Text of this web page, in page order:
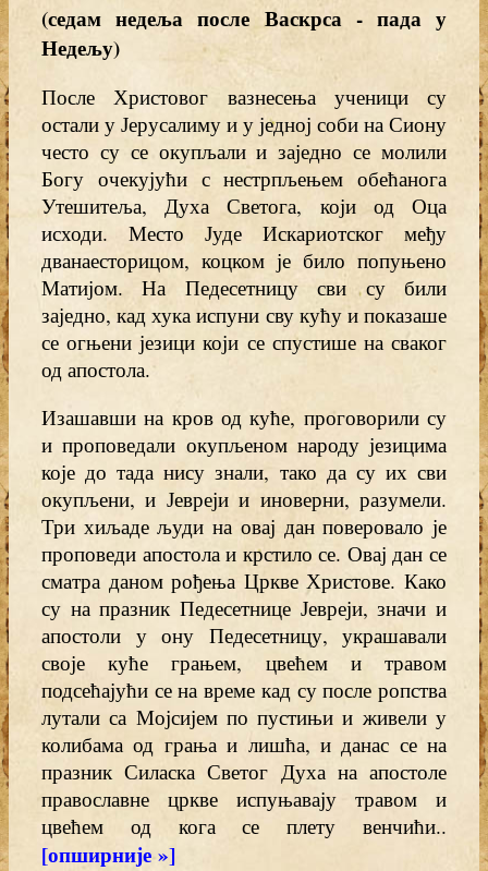
(седам недеља после Васкрса - пада у
Недељу)
После Христовог вазнесења ученици су
остали у Јерусалиму и у једној соби на Сиону
често су се окупљали и заједно се молили
Богу очекујући с нестрпљењем обећанога
Утешитеља, Духа Светога, који од Оца
исходи. Место Јуде Искариотског међу
дванаесторицом, коцком је било попуњено
Матијом. На Педесетницу сви су били
заједно, кад хука испуни сву кућу и показаше
се огњени језици који се спустише на сваког
од апостола.
Изашавши на кров од куће, проговорили су
и проповедали окупљеном народу језицима
које до тада нису знали, тако да су их сви
окупљени, и Јевреји и иноверни, разумели.
Три хиљаде људи на овај дан поверовало је
проповеди апостола и крстило се. Овај дан се
сматра даном рођења Цркве Христове. Како
су на празник Педесетнице Јевреји, значи и
апостоли у ону Педесетницу, украшавали
своје куће грањем, цвећем и травом
подсећајући се на време кад су после ропства
лутали са Мојсијем по пустињи и живели у
колибама од грања и лишћа, и данас се на
празник Силаска Светог Духа на апостоле
православне цркве испуњавају травом и
цвећем од кога се плету венчићи..
[опширније »]